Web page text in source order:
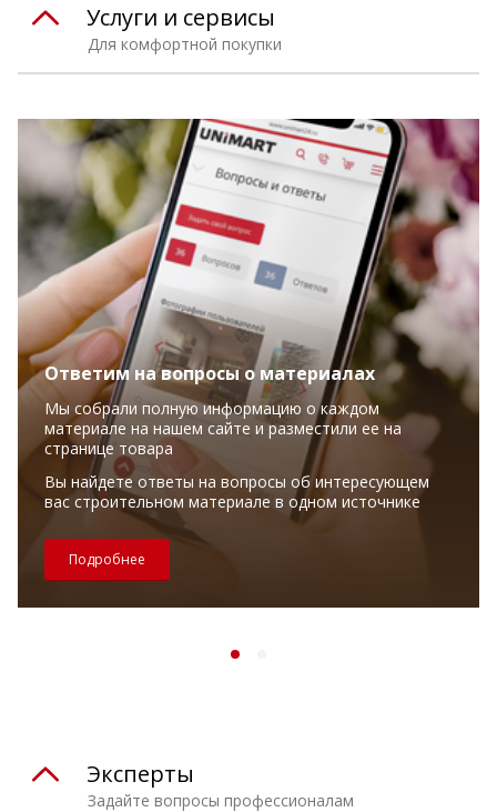
Для комфортной покупки
Услуги и сервисы
Ответим на вопросы о материалах
Мы собрали полную информацию о каждом
материале на нашем сайте и разместили ее на
странице товара
Вы найдете ответы на вопросы об интересующем
вас строительном материале в одном источнике
Подробнее
Задайте вопросы профессионалам
Эксперты